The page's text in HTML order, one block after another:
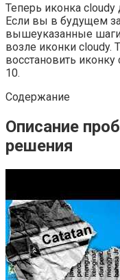
Теперь иконка cloudy
Если вы в будущем
вышеуказанные
возле иконки cloudy.
восстановить
10.
Содержание
Описание
решения